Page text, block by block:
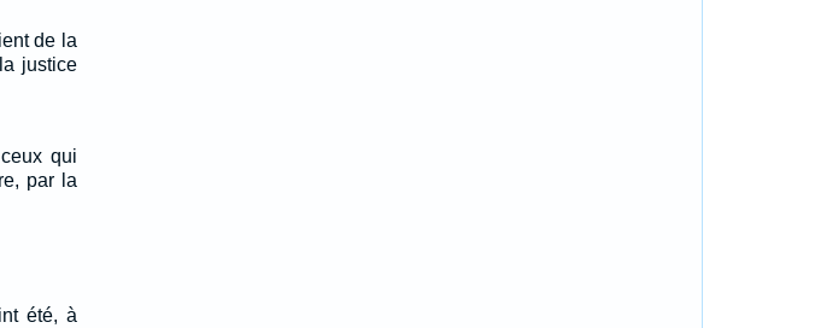
de la
justice
qui
par la
été, à